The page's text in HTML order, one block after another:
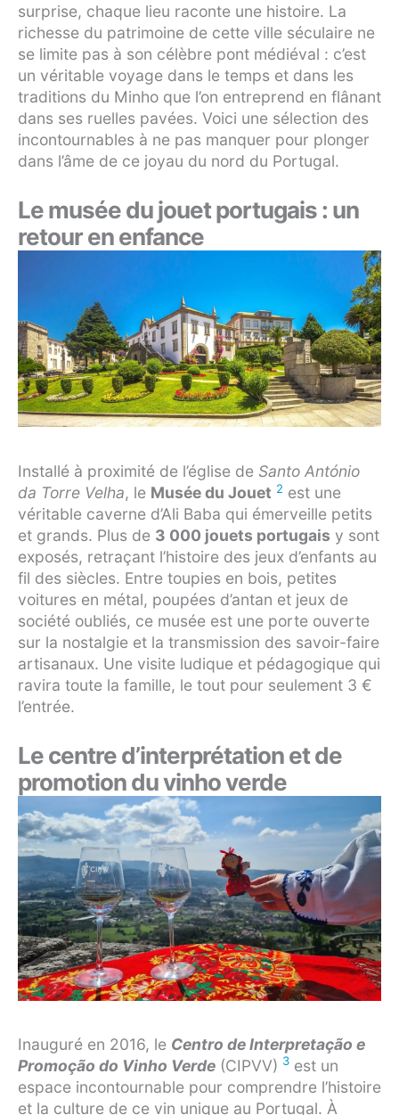
surprise, chaque lieu raconte une histoire. La
richesse du patrimoine de cette ville séculaire ne
se limite pas à son célèbre pont médiéval : c’est
un véritable voyage dans le temps et dans les
traditions du Minho que l’on entreprend en flânant
dans ses ruelles pavées. Voici une sélection des
incontournables à ne pas manquer pour plonger
dans l’âme de ce joyau du nord du Portugal.
Le musée du jouet portugais : un
retour en enfance
Installé à proximité de l’église de Santo António
da Torre Velha, le Musée du Jouet 2 est une
véritable caverne d’Ali Baba qui émerveille petits
et grands. Plus de 3 000 jouets portugais y sont
exposés, retraçant l’histoire des jeux d’enfants au
fil des siècles. Entre toupies en bois, petites
voitures en métal, poupées d’antan et jeux de
société oubliés, ce musée est une porte ouverte
sur la nostalgie et la transmission des savoir-faire
artisanaux. Une visite ludique et pédagogique qui
ravira toute la famille, le tout pour seulement 3 €
l’entrée.
Le centre d’interprétation et de
promotion du vinho verde
Inauguré en 2016, le Centro de Interpretação e
Promoção do Vinho Verde (CIPVV) 3 est un
espace incontournable pour comprendre l’histoire
et la culture de ce vin unique au Portugal. À